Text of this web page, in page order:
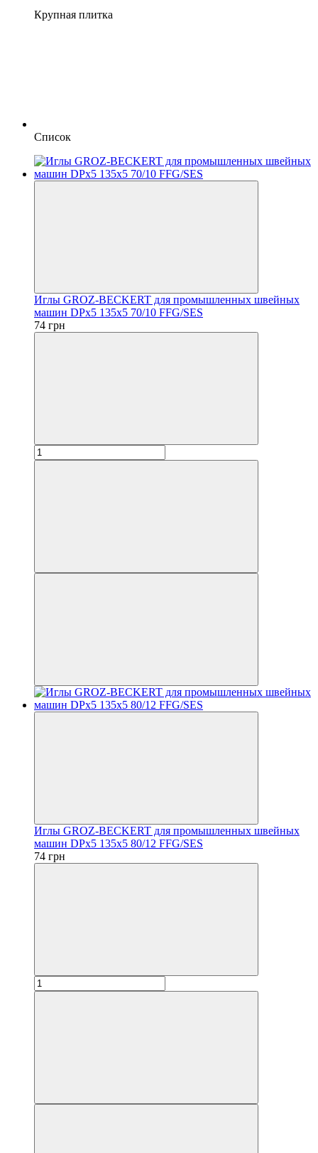
Крупная плитка
Список
Иглы GROZ-BECKERT для промышленных швейных
машин DPx5 135x5 70/10 FFG/SES
74 грн
Иглы GROZ-BECKERT для промышленных швейных
машин DPx5 135x5 80/12 FFG/SES
74 грн